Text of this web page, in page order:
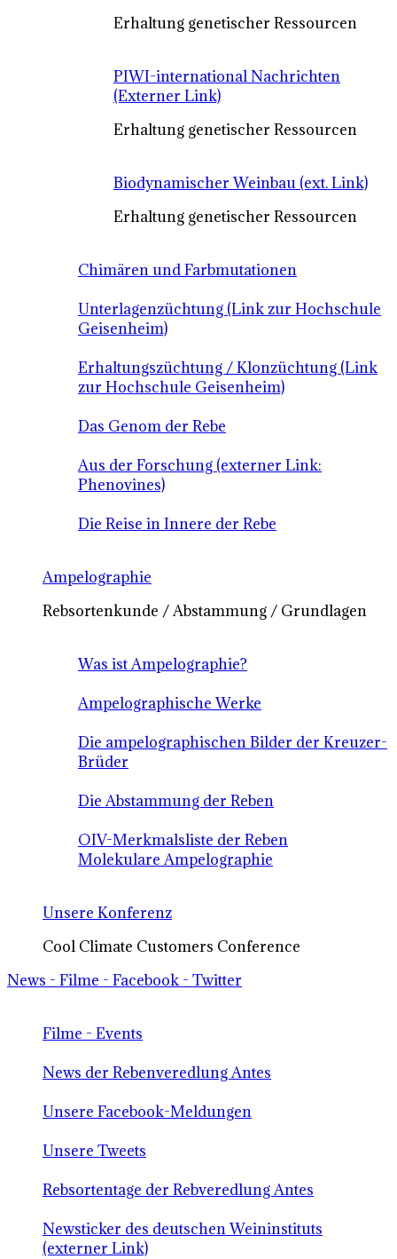
Erhaltung genetischer Ressourcen
PIWI-international Nachrichten
(Externer Link)
Erhaltung genetischer Ressourcen
Biodynamischer Weinbau (ext. Link)
Erhaltung genetischer Ressourcen
Chimären und Farbmutationen
Unterlagenzüchtung (Link zur Hochschule
Geisenheim)
Erhaltungszüchtung / Klonzüchtung (Link
zur Hochschule Geisenheim)
Das Genom der Rebe
Aus der Forschung (externer Link:
Phenovines)
Die Reise in Innere der Rebe
Ampelographie
Rebsortenkunde / Abstammung / Grundlagen
Was ist Ampelographie?
Ampelographische Werke
Die ampelographischen Bilder der Kreuzer-
Brüder
Die Abstammung der Reben
OIV-Merkmalsliste der Reben
Molekulare Ampelographie
Unsere Konferenz
Cool Climate Customers Conference
News - Filme - Facebook - Twitter
Filme - Events
News der Rebenveredlung Antes
Unsere Facebook-Meldungen
Unsere Tweets
Rebsortentage der Rebveredlung Antes
Newsticker des deutschen Weininstituts
(externer Link)